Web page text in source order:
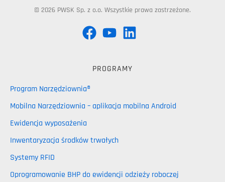
© 2026 PWSK Sp. z o.o. Wszystkie prawa zastrzeżone.
PROGRAMY
Program Narzędziownia®
Mobilna Narzędziownia – aplikacja mobilna Android
Ewidencja wyposażenia
Inwentaryzacja środków trwałych
Systemy RFID
Oprogramowanie BHP do ewidencji odzieży roboczej